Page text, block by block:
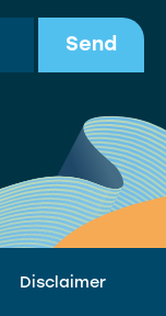
Send
Disclaimer